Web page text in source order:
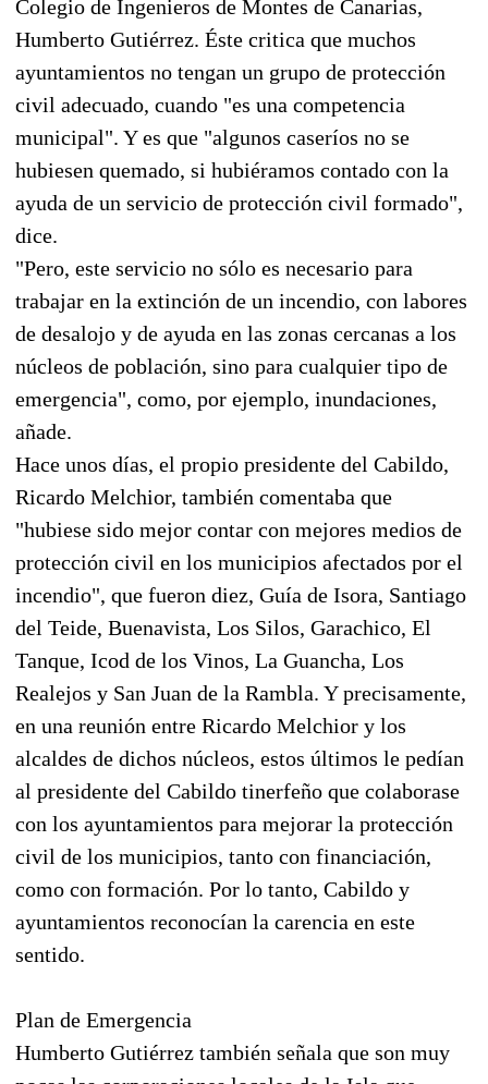
Colegio de Ingenieros de Montes de Canarias,
Humberto Gutiérrez. Éste critica que muchos
ayuntamientos no tengan un grupo de protección
civil adecuado, cuando "es una competencia
municipal". Y es que "algunos caseríos no se
hubiesen quemado, si hubiéramos contado con la
ayuda de un servicio de protección civil formado",
dice.
"Pero, este servicio no sólo es necesario para
trabajar en la extinción de un incendio, con labores
de desalojo y de ayuda en las zonas cercanas a los
núcleos de población, sino para cualquier tipo de
emergencia", como, por ejemplo, inundaciones,
añade.
Hace unos días, el propio presidente del Cabildo,
Ricardo Melchior, también comentaba que
"hubiese sido mejor contar con mejores medios de
protección civil en los municipios afectados por el
incendio", que fueron diez, Guía de Isora, Santiago
del Teide, Buenavista, Los Silos, Garachico, El
Tanque, Icod de los Vinos, La Guancha, Los
Realejos y San Juan de la Rambla. Y precisamente,
en una reunión entre Ricardo Melchior y los
alcaldes de dichos núcleos, estos últimos le pedían
al presidente del Cabildo tinerfeño que colaborase
con los ayuntamientos para mejorar la protección
civil de los municipios, tanto con financiación,
como con formación. Por lo tanto, Cabildo y
ayuntamientos reconocían la carencia en este
sentido.
Plan de Emergencia
Humberto Gutiérrez también señala que son muy